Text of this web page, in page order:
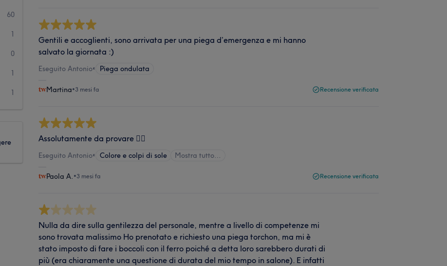
60
1
0
1
1
Gentili e accoglienti, sono arrivata per una piega d’emergenza e mi hanno
salvato la giornata :)
Eseguito Antonio• Piega ondulata
Martina•3 mesi fa Recensione verificata
Assolutamente da provare 👍🏼
Eseguito Antonio• Colore e colpi di sole Mostra tutto…
Paola A. •3 mesi fa Recensione verificata
Nulla da dire sulla gentilezza del personale, mentre a livello di competenze mi
sono trovata malissimo Ho prenotato e richiesto una piega torchon, ma mi è
stato imposto di fare i boccoli con il ferro poiché a detta loro sarebbero durati di
più (era chiaramente una questione di durata del mio tempo in salone). E infatti